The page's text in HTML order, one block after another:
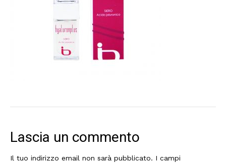
Lascia un commento
Il tuo indirizzo email non sarà pubblicato. I campi